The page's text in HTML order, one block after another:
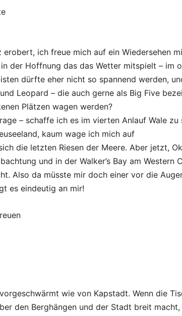
erobert, ich freue mich auf ein Wiedersehen
der Hoffnung das das Wetter mitspielt – im
dürfte eher nicht so spannend werden,
Leopard – die auch gerne als Big Five
Plätzen wagen werden?
– schaffe ich es im vierten Anlauf Wale zu
kaum wage ich mich auf
die letzten Riesen der Meere. Aber jetzt,
und in der Walker’s Bay am Western
Also da müsste mir doch einer vor die
es eindeutig an mir!
wie von Kapstadt. Wenn die
den Berghängen und der Stadt breit macht,